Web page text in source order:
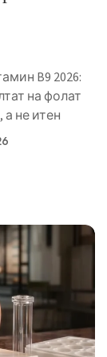
B9 2026:
на фолат
а не итен
B12, MCV,
27 јуни 2026